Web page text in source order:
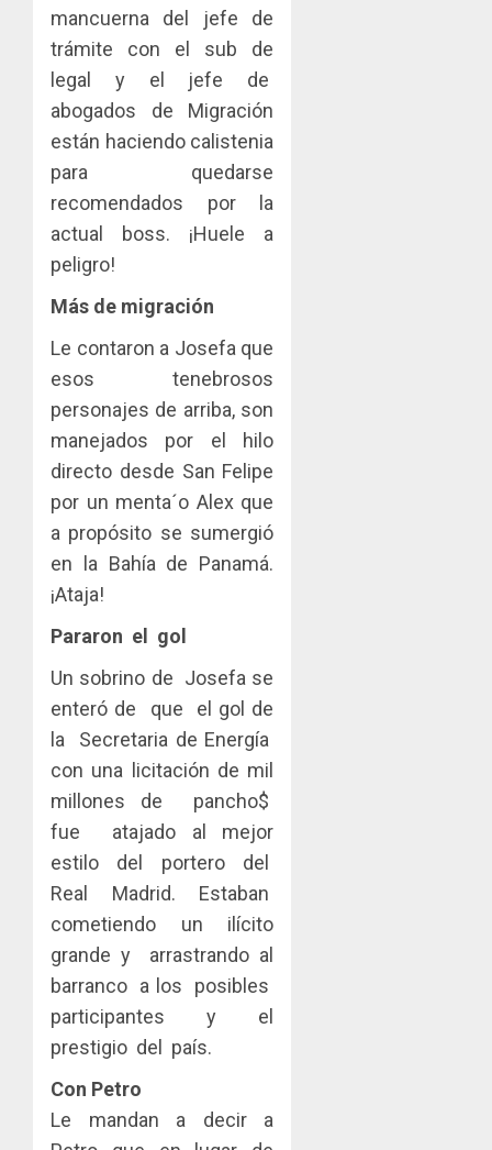
mancuerna del jefe de
trámite con el sub de
legal y el jefe de
abogados de Migración
están haciendo calistenia
para quedarse
recomendados por la
actual boss. ¡Huele a
peligro!
Más de migración
Le contaron a Josefa que
esos tenebrosos
personajes de arriba, son
manejados por el hilo
directo desde San Felipe
por un menta´o Alex que
a propósito se sumergió
en la Bahía de Panamá.
¡Ataja!
Pararon el gol
Un sobrino de Josefa se
enteró de que el gol de
la Secretaria de Energía
con una licitación de mil
millones de pancho$
fue atajado al mejor
estilo del portero del
Real Madrid. Estaban
cometiendo un ilícito
grande y arrastrando al
barranco a los posibles
participantes y el
prestigio del país.
Con Petro
Le mandan a decir a